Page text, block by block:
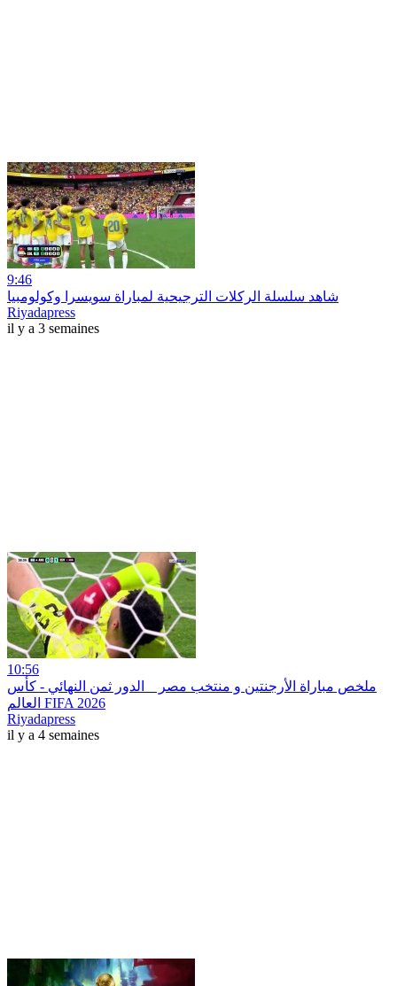
9:46
شاهد سلسلة الركلات الترجيحية لمباراة سويسرا وكولومبيا
Riyadapress
il y a 3 semaines
10:56
ملخص مباراة الأرجنتين و منتخب مصر _ الدور ثمن النهائي - كأس
العالم FIFA 2026
Riyadapress
il y a 4 semaines